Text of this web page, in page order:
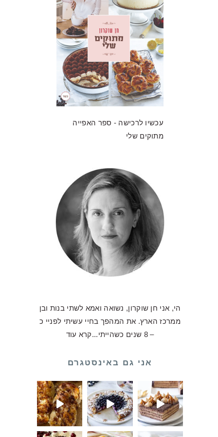
עכשיו לרכישה - ספר האפייה
מתוקים שלי
הי, אני חן שוקרון, נשואה ואמא לשתי בנות ובן
ממרכז הארץ. את המהפך בחיי עשיתי לפניי כ
– 8 שנים כשהייתי...
קרא עוד
אני גם באינסטגרם
בסטורי את הלחמניות בצל האלו וקיבל
לא מתביישת להגיד שהעו
השחור משנות השמונים עשתה פתאום קא